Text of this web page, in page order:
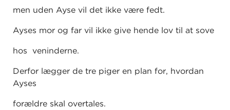
men uden Ayse vil det ikke være fedt.
Ayses mor og far vil ikke give hende lov til at sove
hos veninderne.
Derfor lægger de tre piger en plan for, hvordan
Ayses
forældre skal overtales.